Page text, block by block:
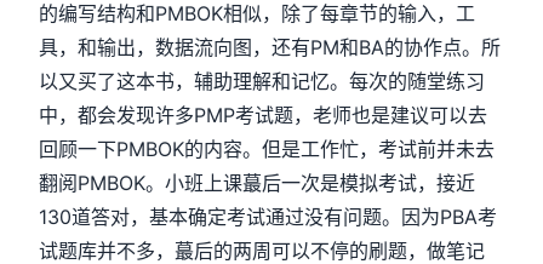
的编写结构和PMBOK相似，除了每章节的输入，工
具，和输出，数据流向图，还有PM和BA的协作点。所
以又买了这本书，辅助理解和记忆。每次的随堂练习
中，都会发现许多PMP考试题，老师也是建议可以去
回顾一下PMBOK的内容。但是工作忙，考试前并未去
翻阅PMBOK。小班上课蕞后一次是模拟考试，接近
130道答对，基本确定考试通过没有问题。因为PBA考
试题库并不多，蕞后的两周可以不停的刷题，做笔记